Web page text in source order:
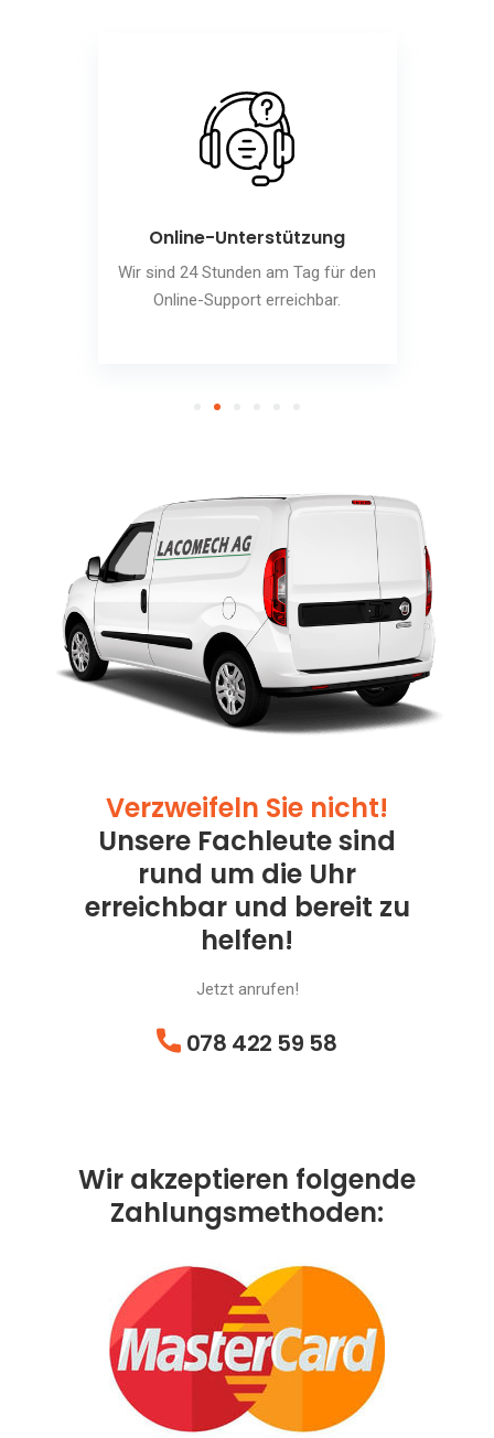
Online-Unterstützung
Wir sind 24 Stunden am Tag für den
Online-Support erreichbar.
Verzweifeln Sie nicht!
Unsere Fachleute sind
rund um die Uhr
erreichbar und bereit zu
helfen!
Jetzt anrufen!
078 422 59 58
Wir akzeptieren folgende
Zahlungsmethoden: